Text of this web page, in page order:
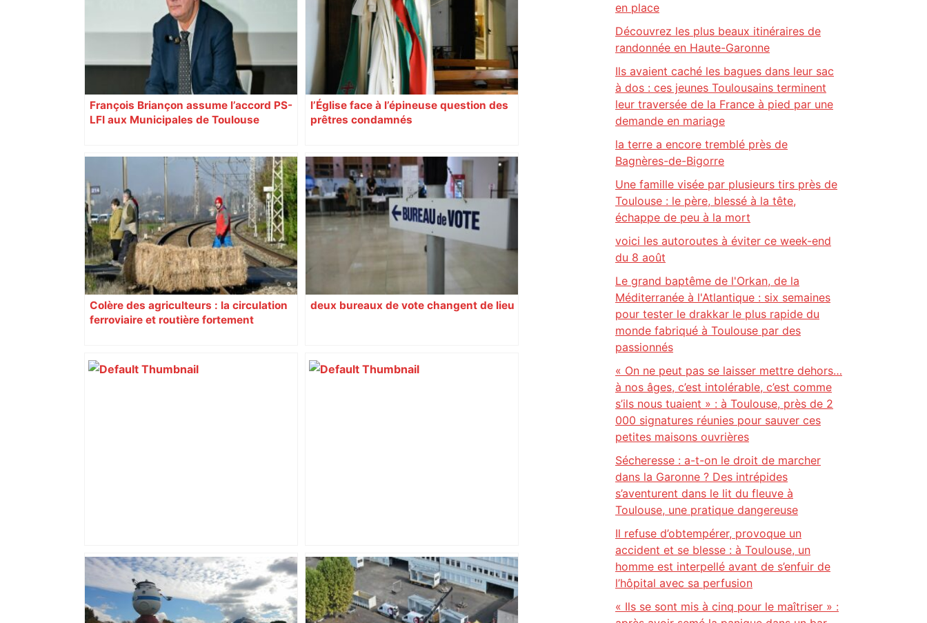
François Briançon assume l’accord PS-
LFI aux Municipales de Toulouse
l’Église face à l’épineuse question des
prêtres condamnés
Colère des agriculteurs : la circulation
ferroviaire et routière fortement
deux bureaux de vote changent de lieu
Capilla en bleu ciel pour combien de
temps encore ? Toulouse et l'UBB aux
aguets – Rugbynistere
« Rien d'inquiétant » pour Guillaume
Restes, le gardien de Toulouse, après
sa sortie à Metz – L'Équipe
en place
Découvrez les plus beaux itinéraires de
randonnée en Haute-Garonne
Ils avaient caché les bagues dans leur sac
à dos : ces jeunes Toulousains terminent
leur traversée de la France à pied par une
demande en mariage
la terre a encore tremblé près de
Bagnères-de-Bigorre
Une famille visée par plusieurs tirs près de
Toulouse : le père, blessé à la tête,
échappe de peu à la mort
voici les autoroutes à éviter ce week-end
du 8 août
Le grand baptême de l'Orkan, de la
Méditerranée à l'Atlantique : six semaines
pour tester le drakkar le plus rapide du
monde fabriqué à Toulouse par des
passionnés
« On ne peut pas se laisser mettre dehors…
à nos âges, c’est intolérable, c’est comme
s’ils nous tuaient » : à Toulouse, près de 2
000 signatures réunies pour sauver ces
petites maisons ouvrières
Sécheresse : a-t-on le droit de marcher
dans la Garonne ? Des intrépides
s’aventurent dans le lit du fleuve à
Toulouse, une pratique dangereuse
Il refuse d’obtempérer, provoque un
accident et se blesse : à Toulouse, un
homme est interpellé avant de s’enfuir de
l’hôpital avec sa perfusion
« Ils se sont mis à cinq pour le maîtriser » :